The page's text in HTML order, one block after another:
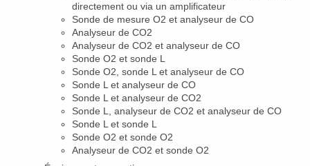
directement ou via un amplificateur
Sonde de mesure O2 et analyseur de CO
Analyseur de CO2
Analyseur de CO2 et analyseur de CO
Sonde O2 et sonde L
Sonde O2, sonde L et analyseur de CO
Sonde L et analyseur de CO
Sonde L et analyseur de CO2
Sonde L, analyseur de CO2 et analyseur de CO
Sonde L et sonde L
Sonde O2 et sonde O2
Analyseur de CO2 et sonde O2